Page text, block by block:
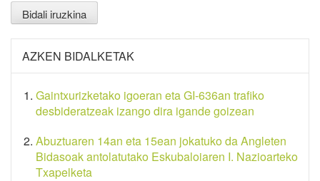
AZKEN BIDALKETAK
Gaintxurizketako igoeran eta GI-636an trafiko
desbideratzeak izango dira igande goizean
Abuztuaren 14an eta 15ean jokatuko da Angleten
Bidasoak antolatutako Eskubaloiaren I. Nazioarteko
Txapelketa